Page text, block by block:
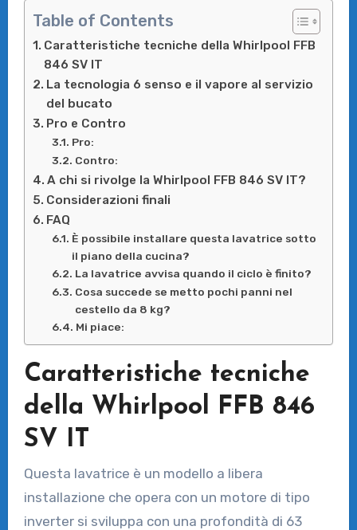
Table of Contents
Caratteristiche tecniche della Whirlpool FFB
846 SV IT
La tecnologia 6 senso e il vapore al servizio
del bucato
Pro e Contro
Pro:
Contro:
A chi si rivolge la Whirlpool FFB 846 SV IT?
Considerazioni finali
FAQ
È possibile installare questa lavatrice sotto
il piano della cucina?
La lavatrice avvisa quando il ciclo è finito?
Cosa succede se metto pochi panni nel
cestello da 8 kg?
Mi piace:
Caratteristiche tecniche
della Whirlpool FFB 846
SV IT
Questa lavatrice è un modello a libera
installazione che opera con un motore di tipo
inverter si sviluppa con una profondità di 63